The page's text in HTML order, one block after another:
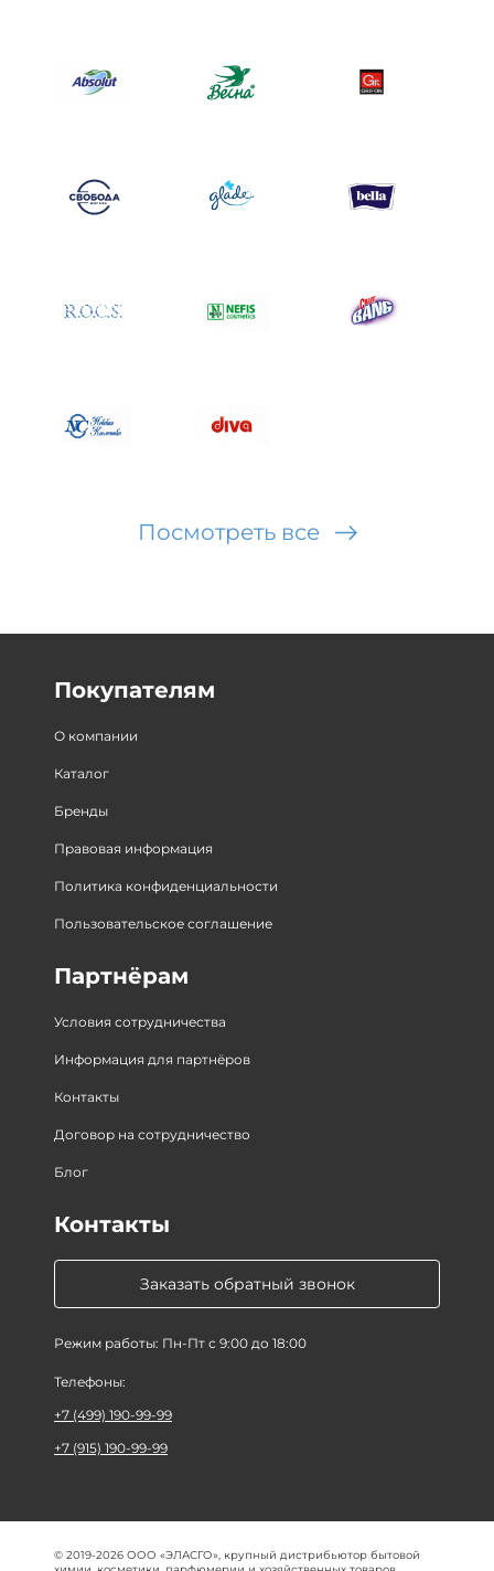
Посмотреть все
Покупателям
О компании
Каталог
Бренды
Правовая информация
Политика конфиденциальности
Пользовательское соглашение
Партнёрам
Условия сотрудничества
Информация для партнёров
Контакты
Договор на сотрудничество
Блог
Заказать обратный звонок
Режим работы: Пн-Пт с 9:00 до 18:00
Контакты
Телефоны:
+7 (499) 190-99-99
+7 (915) 190-99-99
© 2019-2026 ООО «ЭЛАСГО», крупный дистрибьютор бытовой